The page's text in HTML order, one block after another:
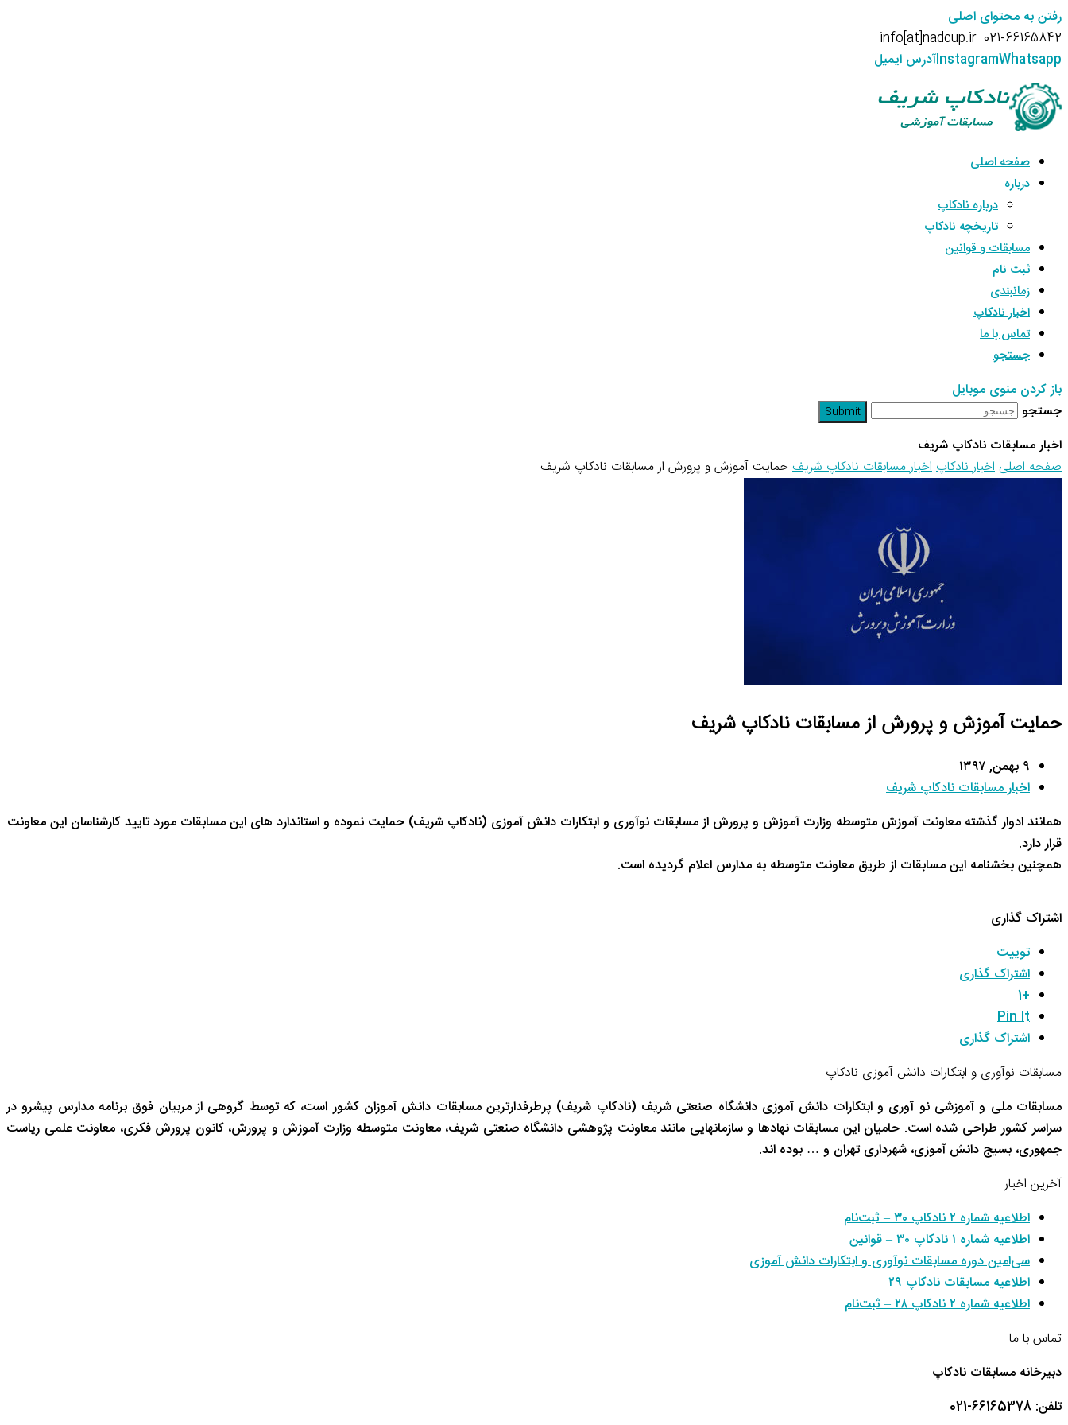
رفتن به محتوای اصلی
021-66165842
info[at]nadcup.ir
InstagramWhatsapp آدرس ایمیل
صفحه اصلی
درباره
درباره نادکاپ
تاریخچه نادکاپ
مسابقات و قوانین
ثبت نام
زمانبندی
اخبار نادکاپ
تماس با ما
جستجو
باز کردن منوی موبایل
جستجو
Submit
اخبار مسابقات نادکاپ شریف
صفحه اصلی اخبار نادکاپاخبار مسابقات نادکاپ شریف حمایت آموزش و پرورش از مسابقات نادکاپ شریف
حمایت آموزش و پرورش از مسابقات نادکاپ شریف
۹ بهمن, ۱۳۹۷
اخبار مسابقات نادکاپ شریف
همانند ادوار گذشته معاونت آموزش متوسطه وزارت آموزش و پرورش از مسابقات نوآوری و ابتکارات دانش آموزی (نادکاپ شریف) حمایت نموده و استاندارد های این مسابقات مورد تایید کارشناسان این معاونت
قرار دارد.
همچنین بخشنامه این مسابقات از طریق معاونت متوسطه به مدارس اعلام گردیده است.
اشتراک گذاری
توییت
اشتراک گذاری
+1
Pin It
اشتراک گذاری
مسابقات نوآوری و ابتکارات دانش آموزی نادکاپ
مسابقات ملی و آموزشی نو آوری و ابتکارات دانش آموزی دانشگاه صنعتی شریف (نادکاپ شریف) پرطرفدارترین مسابقات دانش آموزان کشور است، که توسط گروهی از مربیان فوق برنامه مدارس پیشرو در
سراسر کشور طراحی شده است. حامیان این مسابقات نهادها و سازمانهایی مانند معاونت پژوهشی دانشگاه صنعتی شریف، معاونت متوسطه وزارت آموزش و پرورش، کانون پرورش فکری، معاونت علمی ریاست
جمهوری، بسیج دانش آموزی، شهرداری تهران و … بوده اند.
آخرین اخبار
اطلاعیه شماره ۲ نادکاپ ۳۰ – ثبت‌نام
اطلاعیه شماره ۱ نادکاپ ۳۰ – قوانین
سی‌امین دوره مسابقات نوآوری و ابتکارات دانش آموزی
اطلاعیه مسابقات نادکاپ ۲۹
اطلاعیه شماره ۲ نادکاپ ۲۸ – ثبت‌نام
تماس با ما
دبیرخانه مسابقات نادکاپ
تلفن: 66165378-021